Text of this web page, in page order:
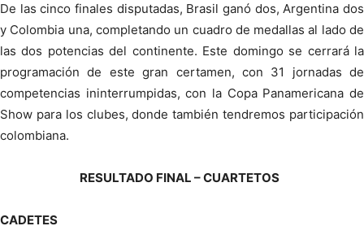
De las cinco finales disputadas, Brasil ganó dos, Argentina dos
y Colombia una, completando un cuadro de medallas al lado de
las dos potencias del continente. Este domingo se cerrará la
programación de este gran certamen, con 31 jornadas de
competencias ininterrumpidas, con la Copa Panamericana de
Show para los clubes, donde también tendremos participación
colombiana.
RESULTADO FINAL – CUARTETOS
CADETES